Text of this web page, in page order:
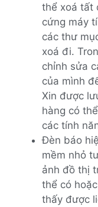
thể xoá tất
cứng máy
các thư
xoá đi.
chỉnh sửa
của mình
Xin được
hàng có
các tính
Đèn báo
mềm nhỏ
ảnh đồ thị
thể có
thấy được